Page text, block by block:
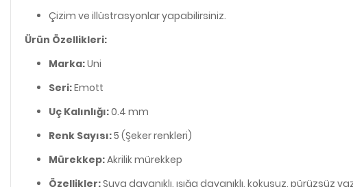
Çizim ve illüstrasyonlar yapabilirsiniz.
Ürün Özellikleri:
Marka:Uni
Seri:Emott
Uç Kalınlığı:0.4 mm
Renk Sayısı:5 (Şeker renkleri)
Mürekkep:Akrilik mürekkep
Özellikler:Suya dayanıklı, ışığa dayanıklı, kokusuz, pürüzsüz